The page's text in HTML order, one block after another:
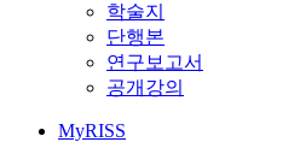
학술지
단행본
연구보고서
공개강의
MyRISS